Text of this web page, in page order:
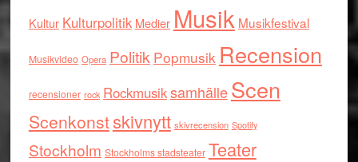
Kultur Kulturpolitik Medier Musik Musikfestival
Musikvideo Opera Politik Popmusik Recension
recensioner rock RockmusiksamhälleScen
Scenkonstskivnytt skivrecension Spotify
Stockholm Stockholms stadsteater Teater